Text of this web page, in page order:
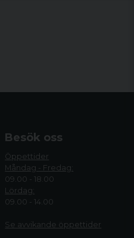
Besök oss
Öppettider
Måndag - Fredag:
09.00 - 18.00
Lördag:
09.00 - 14.00
Se avvikande öppettider